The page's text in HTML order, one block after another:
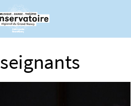
les cookies